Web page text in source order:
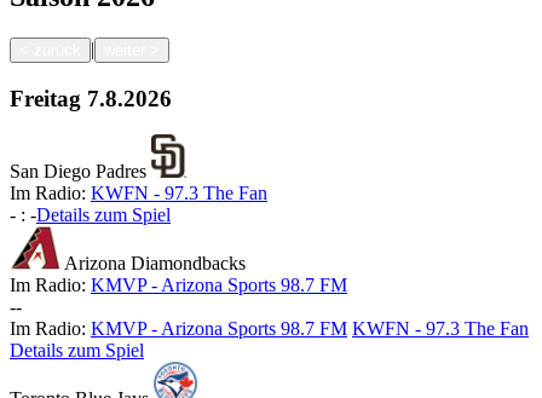
|
Freitag 7.8.2026
San Diego Padres
Im Radio: KWFN - 97.3 The Fan
- : -Details zum Spiel
Arizona Diamondbacks
Im Radio: KMVP - Arizona Sports 98.7 FM
--
Im Radio: KMVP - Arizona Sports 98.7 FM KWFN - 97.3 The Fan
Details zum Spiel